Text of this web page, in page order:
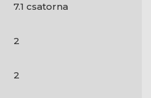
7.1 csatorna
2
2